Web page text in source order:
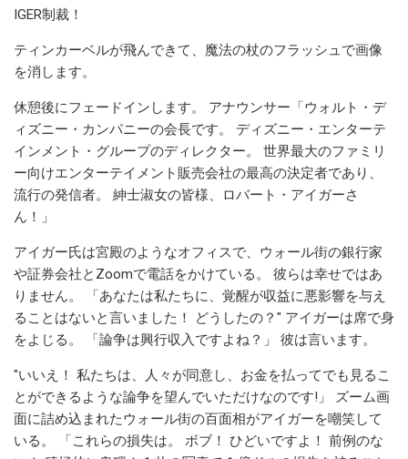
IGER制裁！
ティンカーベルが飛んできて、魔法の杖のフラッシュで画像
を消します。
休憩後にフェードインします。 アナウンサー「ウォルト・デ
ィズニー・カンパニーの会長です。 ディズニー・エンターテ
インメント・グループのディレクター。 世界最大のファミリ
ー向けエンターテイメント販売会社の最高の決定者であり、
流行の発信者。 紳士淑女の皆様、ロバート・アイガーさ
ん！」
アイガー氏は宮殿のようなオフィスで、ウォール街の銀行家
や証券会社とZoomで電話をかけている。 彼らは幸せではあ
りません。 「あなたは私たちに、覚醒が収益に悪影響を与え
ることはないと言いました！ どうしたの？" アイガーは席で身
をよじる。 「論争は興行収入ですよね？」 彼は言い​​ます。
"いいえ！ 私たちは、人々が同意し、お金を払ってでも見るこ
とができるような論争を望んでいただけなのです!」 ズーム画
面に詰め込まれたウォール街の百面相がアイガーを嘲笑して
いる。 「これらの損失は。 ボブ！ ひどいですよ！ 前例のな